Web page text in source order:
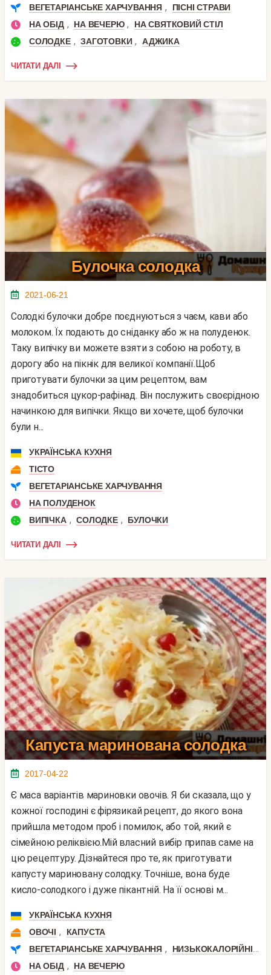
ВЕГЕТАРІАНСЬКЕ ХАРЧУВАННЯ ,
ПІСНІ СТРАВИ
НА ОБІД , НА ВЕЧЕРЮ ,
НА СВЯТКОВИЙ СТІЛ
СОЛОДКЕ , ЗАГОТОВКИ , АДЖИКА
ЧИТАТИ ДАЛІ
Булочка солодка
2021-06-21
Солодкі булочки добре поєднуються з чаєм, кави або
молоком. Їх подають до сніданку або ж на полуденок.
Таку випічку ви можете взяти з собою на роботу, в
дорогу або на пікнік для великої компанії.Щоб
приготувати булочки за цим рецептом, вам
знадобиться цукор-рафінад. Він послужить своєрідною
начинкою для випічки. Якщо ви хочете, щоб булочки
були н...
УКРАЇНСЬКА КУХНЯ
ТІСТО
ВЕГЕТАРІАНСЬКЕ ХАРЧУВАННЯ
НА ПОЛУДЕНОК
ВИПІЧКА , СОЛОДКЕ , БУЛОЧКИ
ЧИТАТИ ДАЛІ
Капуста маринована солодка
2017-04-22
Є маса варіантів мариновки овочів. Я би сказала, що у
кожної господині є фірязикай рецепт, до якого вона
прийшла методом проб і помилок, або той, який є
сімейною реліквією.Мій власний вибір припав саме на
цю рецептуру. Дізнайтеся про те, як приготувати
капусту мариновану солодку. Точніше, вона буде
кисло-солодкого і дуже пікантній. На її основі м...
УКРАЇНСЬКА КУХНЯ
ОВОЧІ ,
КАПУСТА
ВЕГЕТАРІАНСЬКЕ ХАРЧУВАННЯ , НИЗЬКОКАЛОРІЙНІ
НА ОБІД , НА ВЕЧЕРЮ